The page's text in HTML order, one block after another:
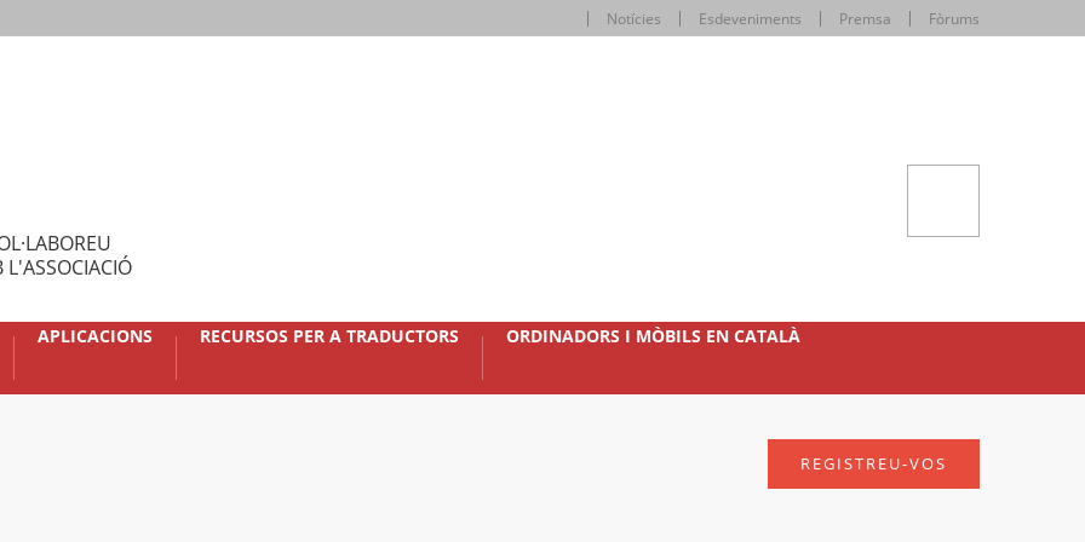
Notícies Esdeveniments Premsa Fòrums
L'ASSOCIACIÓ
APLICACIONS RECURSOS PER A TRADUCTORS ORDINADORS I MÒBILS EN CATALÀ
REGISTREU-VOS